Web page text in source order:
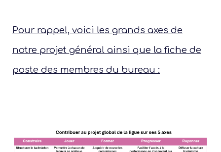
Pour rappel, voici les grands axes de
notre projet général ainsi que la fiche de
poste des membres du bureau :